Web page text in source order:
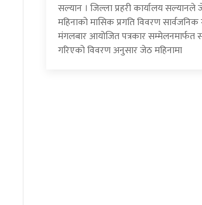
सल्यान । जिल्ला प्रहरी कार्यालय सल्यानले
महिनाको मासिक प्रगति विवरण
मंगलबार आयोजित पत्रकार सम्मेलनमार्फत
गरिएको विवरण अनुसार जेठ महिनामा